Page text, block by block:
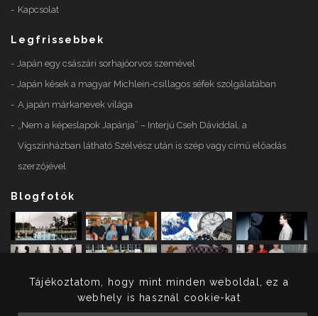
Tájékoztatom, hogy mint minden weboldal, ez a
webhely is használ cookie-kat
Kapcsolat
Legfrissebbek
Japán egy császári sorhajóorvos szemével
Japán kések a magyar Michlein-csillagos séfek szolgálatában
A japán márkanevek világa
„Nem a képeslapok Japánja” – Interjú Cseh Dáviddal, a
Vígszínházban látható Szélvész után is szép vagy című előadás
szerzőjével
Blogfotók